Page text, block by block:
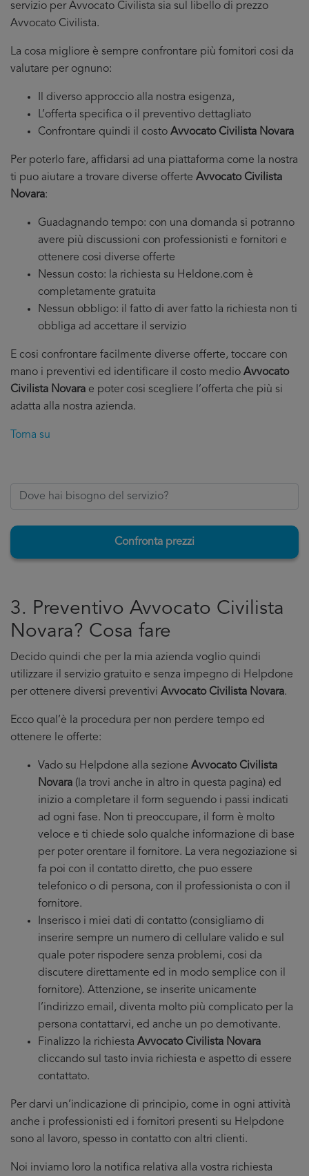
servizio per Avvocato Civilista sia sul libello di prezzo
Avvocato Civilista.
La cosa migliore è sempre confrontare più fornitori cosi da
valutare per ognuno:
Il diverso approccio alla nostra esigenza,
L’offerta specifica o il preventivo dettagliato
Confrontare quindi il costo Avvocato Civilista Novara
Per poterlo fare, affidarsi ad una piattaforma come la nostra
ti puo aiutare a trovare diverse offerte Avvocato Civilista
Novara:
Guadagnando tempo: con una domanda si potranno
avere più discussioni con professionisti e fornitori e
ottenere cosi diverse offerte
Nessun costo: la richiesta su Heldone.com è
completamente gratuita
Nessun obbligo: il fatto di aver fatto la richiesta non ti
obbliga ad accettare il servizio
E cosi confrontare facilmente diverse offerte, toccare con
mano i preventivi ed identificare il costo medio Avvocato
Civilista Novara e poter cosi scegliere l’offerta che più si
adatta alla nostra azienda.
Torna su
Confronta prezzi
3. Preventivo Avvocato Civilista
Novara? Cosa fare
Decido quindi che per la mia azienda voglio quindi
utilizzare il servizio gratuito e senza impegno di Helpdone
per ottenere diversi preventivi Avvocato Civilista Novara.
Ecco qual’è la procedura per non perdere tempo ed
ottenere le offerte:
Vado su Helpdone alla sezione Avvocato Civilista
Novara (la trovi anche in altro in questa pagina) ed
inizio a completare il form seguendo i passi indicati
ad ogni fase. Non ti preoccupare, il form è molto
veloce e ti chiede solo qualche informazione di base
per poter orentare il fornitore. La vera negoziazione si
fa poi con il contatto diretto, che puo essere
telefonico o di persona, con il professionista o con il
fornitore.
Inserisco i miei dati di contatto (consigliamo di
inserire sempre un numero di cellulare valido e sul
quale poter rispodere senza problemi, cosi da
discutere direttamente ed in modo semplice con il
fornitore). Attenzione, se inserite unicamente
l’indirizzo email, diventa molto più complicato per la
persona contattarvi, ed anche un po demotivante.
Finalizzo la richiesta Avvocato Civilista Novara
cliccando sul tasto invia richiesta e aspetto di essere
contattato.
Per darvi un’indicazione di principio, come in ogni attività
anche i professionisti ed i fornitori presenti su Helpdone
sono al lavoro, spesso in contatto con altri clienti.
Noi inviamo loro la notifica relativa alla vostra richiesta